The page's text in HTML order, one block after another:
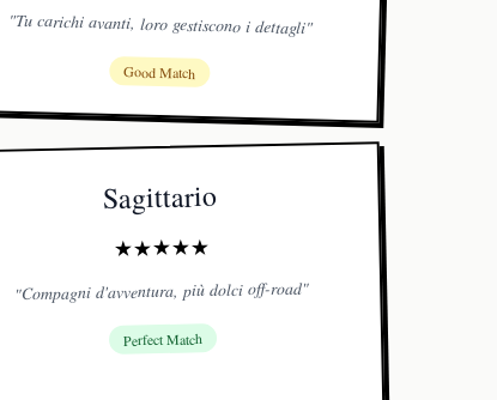
"Tu carichi avanti, loro gestiscono i dettagli"
Good Match
Sagittario
★★★★★
"Compagni d'avventura, più dolci off-road"
Perfect Match